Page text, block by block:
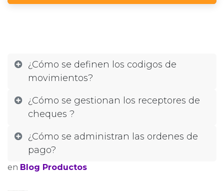
¿Cómo se definen los codigos de
movimientos?
¿Cómo se gestionan los receptores de
cheques ?
¿Cómo se administran las ordenes de
pago?​
en Blog Productos